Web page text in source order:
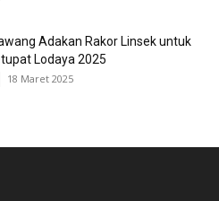
Adakan Rakor Linsek untuk
Lodaya 2025
18 Maret 2025